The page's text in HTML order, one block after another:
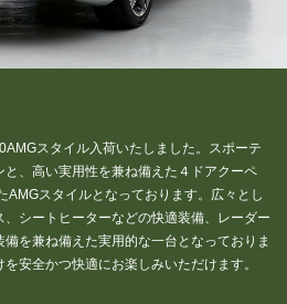
スタイル入荷いたしました。スポーテ
、高い実用性を兼ね備えた４ドアクーペ
AMGスタイルとなっております。広々とし
シートヒーターなどの快適装備、レーダー
を兼ね備えた実用的な一台となっておりま
安全かつ快適にお楽しみいただけます。